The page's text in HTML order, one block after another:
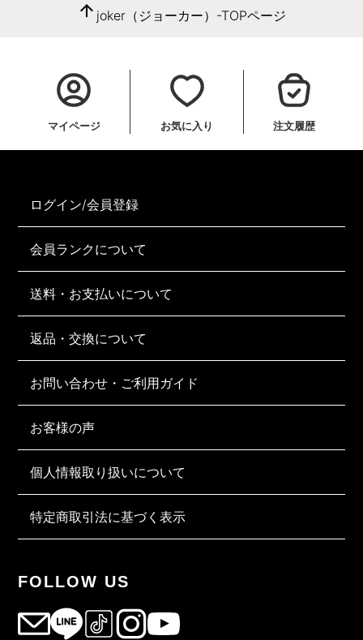
arrow_upward joker（ジョーカー）-TOPページ
マイページ お気に入り 注文履歴
ログイン/会員登録
会員ランクについて
送料・お支払いについて
返品・交換について
お問い合わせ・ご利用ガイド
お客様の声
個人情報取り扱いについて
特定商取引法に基づく表示
FOLLOW US